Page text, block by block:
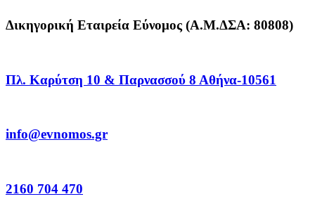
Δικηγορική Εταιρεία Εύνομος (Α.Μ.ΔΣΑ: 80808)
Πλ. Καρύτση 10 & Παρνασσού 8 Αθήνα-10561
info@evnomos.gr
2160 704 470